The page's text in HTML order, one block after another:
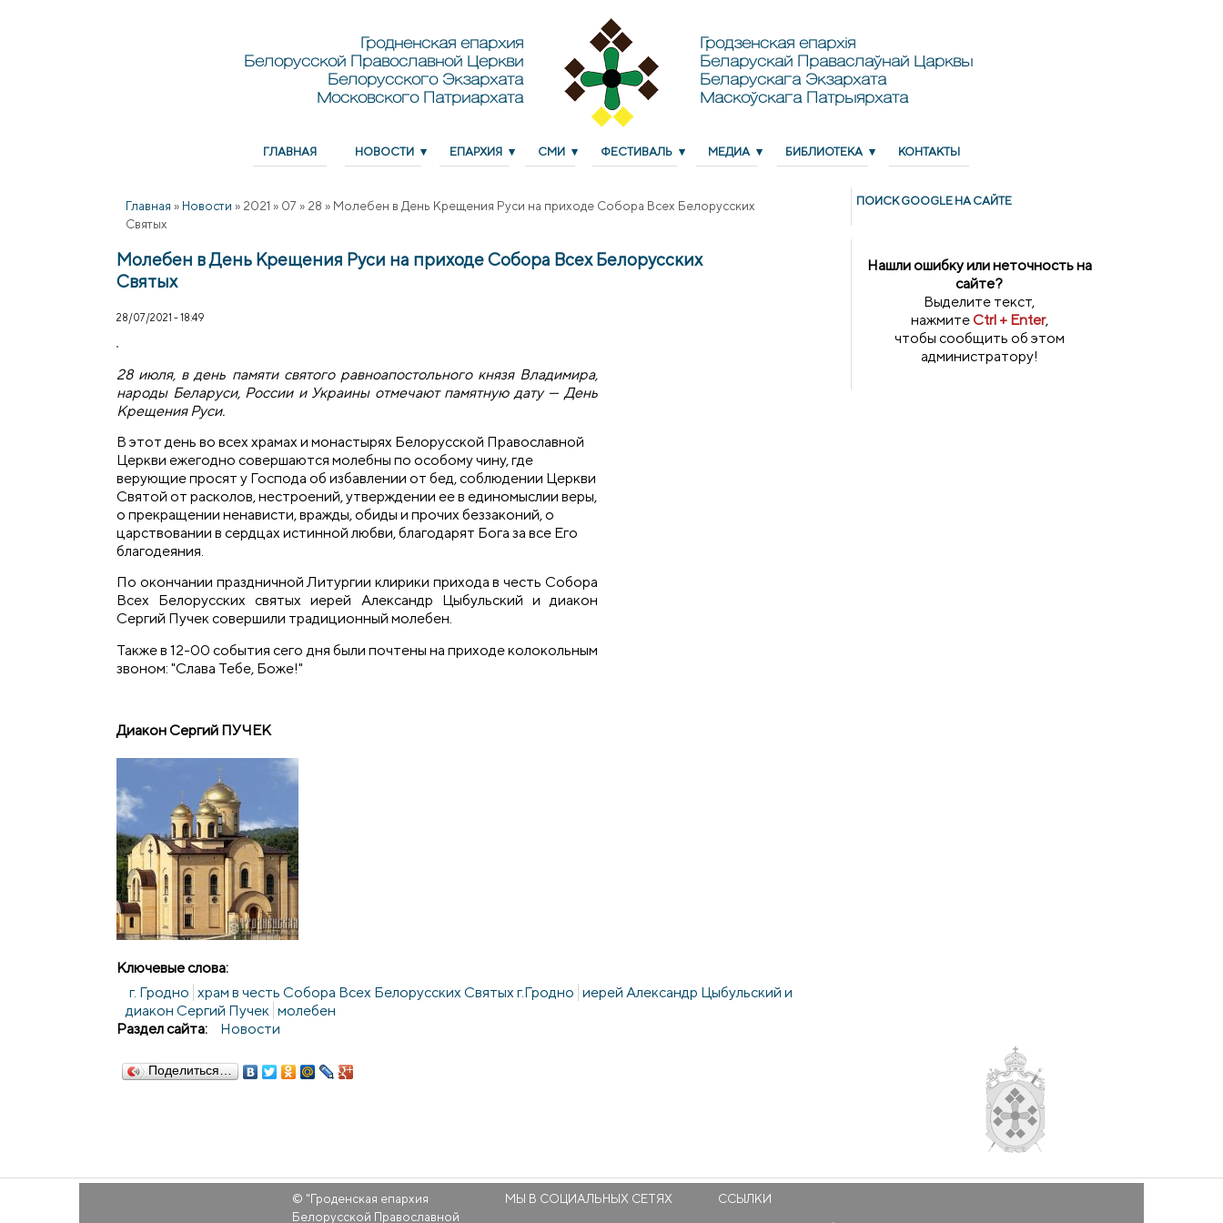
Гродненская епархия
Белорусской Православной Церкви
Белорусского Экзархата
Московского Патриархата
Гродзенская епархія
Беларускай Праваслаўнай Царквы
Беларускага Экзархата
Маскоўскага Патрыярхата
ГЛАВНАЯ НОВОСТИ ЕПАРХИЯ СМИ ФЕСТИВАЛЬ МЕДИА БИБЛИОТЕКА КОНТАКТЫ
Главная » Новости » 2021 » 07 » 28 » Молебен в День Крещения Руси на приходе Собора Всех Белорусских
Святых
Молебен в День Крещения Руси на приходе Собора Всех Белорусских
Святых
28/07/2021 - 18:49
28 июля, в день памяти святого равноапостольного князя Владимира,
народы Беларуси, России и Украины отмечают памятную дату — День
Крещения Руси.
В этот день во всех храмах и монастырях Белорусской Православной
Церкви ежегодно совершаются молебны по особому чину, где
верующие просят у Господа об избавлении от бед, соблюдении Церкви
Святой от расколов, нестроений, утверждении ее в единомыслии веры,
о прекращении ненависти, вражды, обиды и прочих беззаконий, о
царствовании в сердцах истинной любви, благодарят Бога за все Его
благодеяния.
По окончании праздничной Литургии клирики прихода в честь Собора
Всех Белорусских святых иерей Александр Цыбульский и диакон
Сергий Пучек совершили традиционный молебен.
Также в 12-00 события сего дня были почтены на приходе колокольным
звоном: "Слава Тебе, Боже!"
Диакон Сергий ПУЧЕК
Ключевые слова:
г. Гродно храм в честь Собора Всех Белорусских Святых г.Гродно иерей Александр Цыбульский и
диакон Сергий Пучек молебен
Раздел сайта:
Новости
Поделиться…
ПОИСК GOОGLE НА САЙТЕ
Нашли ошибку или неточность на
сайте?
Выделите текст,
нажмитеCtrl + Enter,
чтобы сообщить об этом
администратору!
© "Гроденская епархия
Белорусской Православной
МЫ В СОЦИАЛЬНЫХ СЕТЯХ ССЫЛКИ